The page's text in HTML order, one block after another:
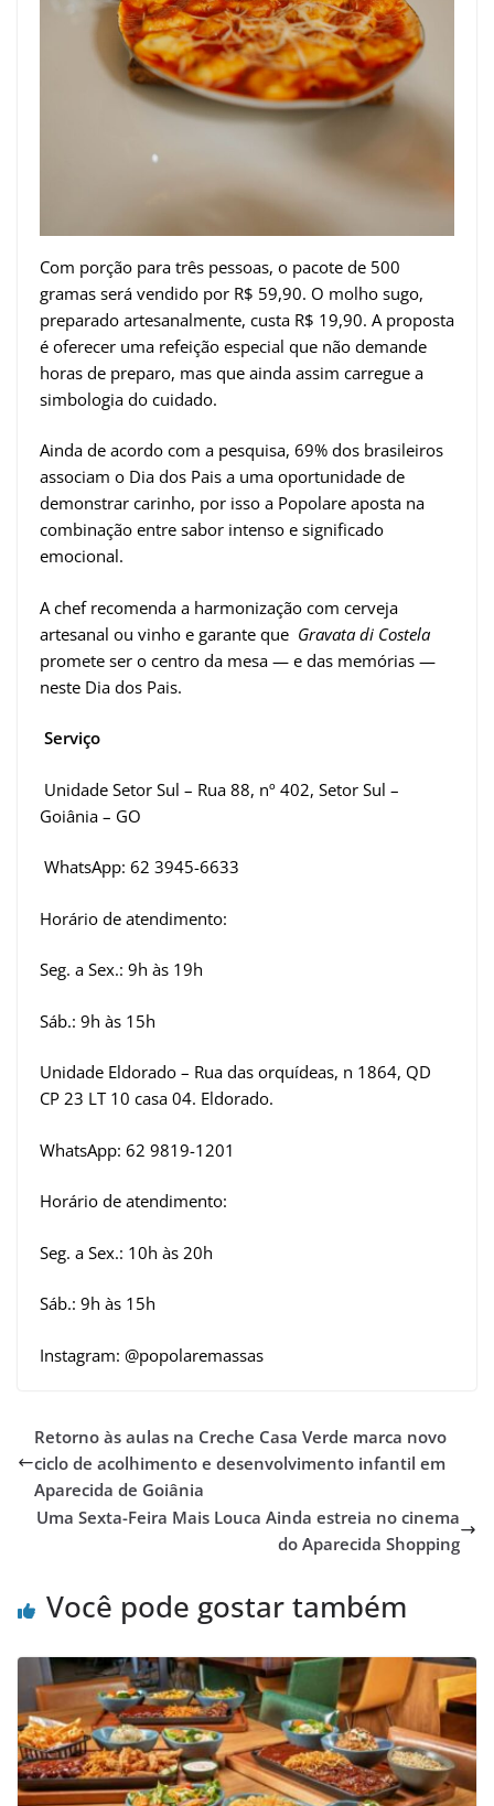
Com porção para três pessoas, o pacote de 500
gramas será vendido por R$ 59,90. O molho sugo,
preparado artesanalmente, custa R$ 19,90. A proposta
é oferecer uma refeição especial que não demande
horas de preparo, mas que ainda assim carregue a
simbologia do cuidado.
Ainda de acordo com a pesquisa, 69% dos brasileiros
associam o Dia dos Pais a uma oportunidade de
demonstrar carinho, por isso a Popolare aposta na
combinação entre sabor intenso e significado
emocional.
A chef recomenda a harmonização com cerveja
artesanal ou vinho e garante que Gravata di Costela
promete ser o centro da mesa — e das memórias —
neste Dia dos Pais.
Serviço
Unidade Setor Sul – Rua 88, nº 402, Setor Sul –
Goiânia – GO
WhatsApp: 62 3945-6633
Horário de atendimento:
Seg. a Sex.: 9h às 19h
Sáb.: 9h às 15h
Unidade Eldorado – Rua das orquídeas, n 1864, QD
CP 23 LT 10 casa 04. Eldorado.
WhatsApp: 62 9819-1201
Horário de atendimento:
Seg. a Sex.: 10h às 20h
Sáb.: 9h às 15h
Instagram: @popolaremassas
Retorno às aulas na Creche Casa Verde marca novo
ciclo de acolhimento e desenvolvimento infantil em
Aparecida de Goiânia
Uma Sexta-Feira Mais Louca Ainda estreia no cinema
do Aparecida Shopping
Você pode gostar também